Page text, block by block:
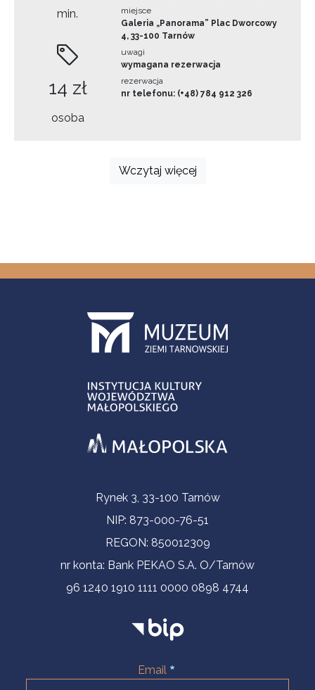
min.
14 zł
osoba
miejsce
Galeria „Panorama” Plac Dworcowy
4, 33-100 Tarnów
uwagi
wymagana rezerwacja
rezerwacja
nr telefonu: (+48) 784 912 326
Wczytaj więcej
Informacje kontaktoweRynek 3, 33-100 Tarnów
NIP: 873-000-76-51
REGON: 850012309
nr konta: Bank PEKAO S.A. O/Tarnów
96 1240 1910 1111 0000 0898 4744
Email